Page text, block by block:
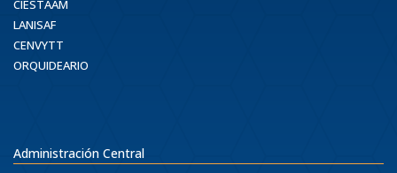
CIESTAAM
LANISAF
CENVYTT
ORQUIDEARIO
Administración Central